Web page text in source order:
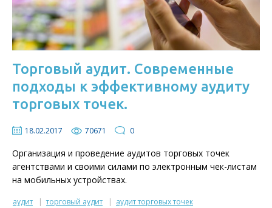
Торговый аудит. Современные
подходы к эффективному аудиту
торговых точек.
18.02.2017 70671 0
Организация и проведение аудитов торговых точек
агентствами и своими силами по электронным чек-листам
на мобильных устройствах.
аудит торговый аудит
аудит торговых точек